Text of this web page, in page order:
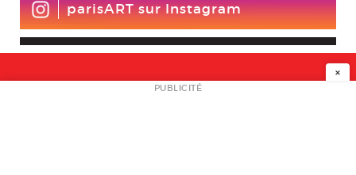
parisART sur Instagram
NEWSLETTER
×
PUBLICITÉ